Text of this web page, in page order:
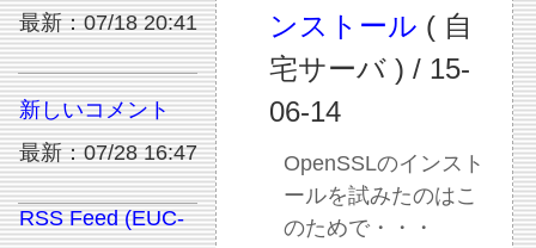
最新：07/18 20:41
新しいコメント
最新：07/28 16:47
RSS Feed (EUC-
ンストール ( 自
宅サーバ ) / 15-
06-14
OpenSSLのインスト
ールを試みたのはこ
のためで・・・